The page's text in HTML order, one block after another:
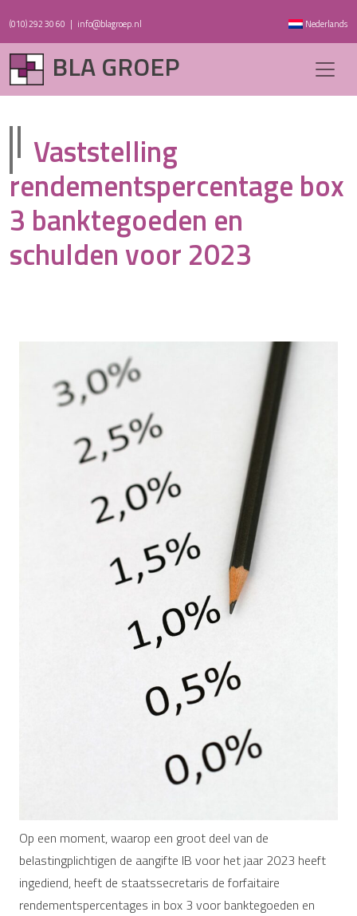
(010) 292 30 60 | info@blagroep.nl Nederlands
BLA GROEP
Vaststelling
rendementspercentage box
3 banktegoeden en
schulden voor 2023
Op een moment, waarop een groot deel van de
belastingplichtigen de aangifte IB voor het jaar 2023 heeft
ingediend, heeft de staatssecretaris de forfaitaire
rendementspercentages in box 3 voor banktegoeden en